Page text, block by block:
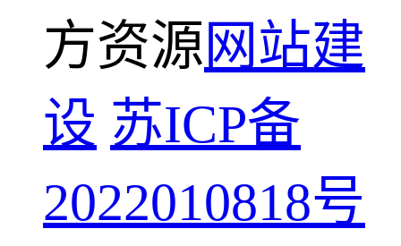
方资源网站建
设 苏ICP备
2022010818号